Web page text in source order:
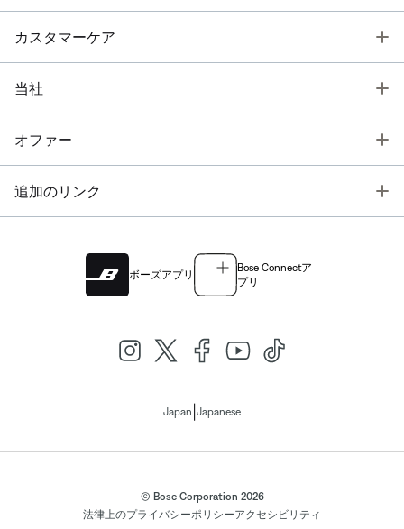
カスタマーケア
当社
オファー
追加のリンク
ボーズアプリ
Bose Connectア
プリ
Japan Japanese
© Bose Corporation 2026
法律上のプライバシーポリシーアクセシビリティ